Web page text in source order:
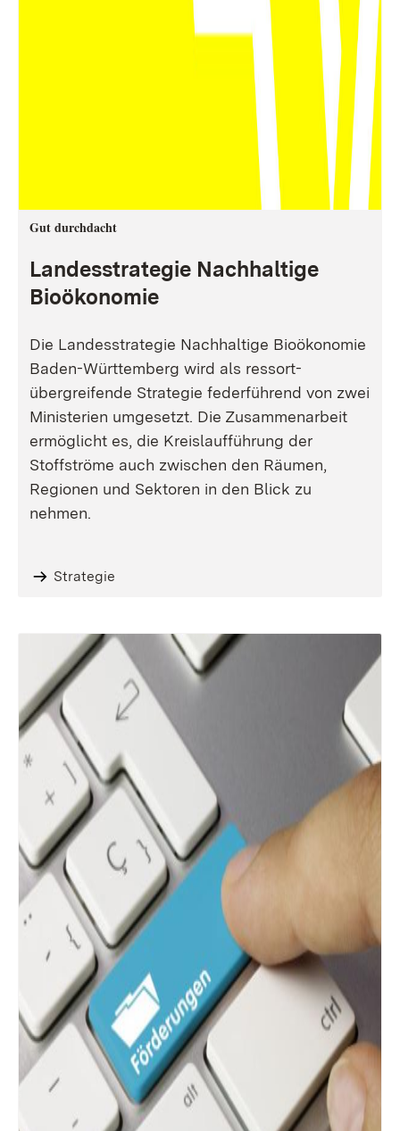
Gut durchdacht
Landesstrategie Nachhaltige
Bioökonomie
Die Landesstrategie Nachhaltige Bioökonomie
Baden-Württemberg wird als ressort-
übergreifende Strategie federführend von zwei
Ministerien umgesetzt. Die Zusammenarbeit
ermöglicht es, die Kreislaufführung der
Stoffströme auch zwischen den Räumen,
Regionen und Sektoren in den Blick zu
nehmen.
Strategie